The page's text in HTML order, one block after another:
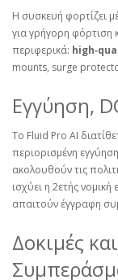
Η συσκευή φορτίζει
για γρήγορη φόρτιση
περιφερικά:
mounts, surge
Εγγύηση,
Το Fluid Pro AI
περιορισμένη
ακολουθούν τις
ισχύει η 2ετής
απαιτούν έγγραφη
Δοκιμές